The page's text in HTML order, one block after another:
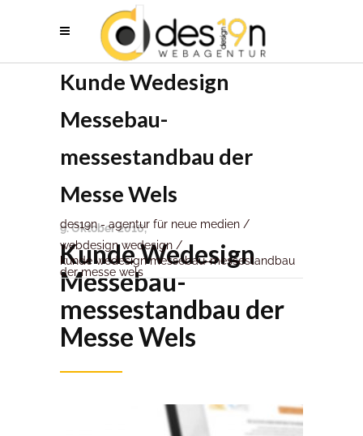
Kunde Wedesign
Messebau-
messestandbau der
Messe Wels
des19n - agentur für neue medien /
webdesign wedesign /
kunde wedesign messebau-messestandbau
der messe wels
9. Oktober 2016
Kunde Wedesign
Messebau-
messestandbau der
Messe Wels